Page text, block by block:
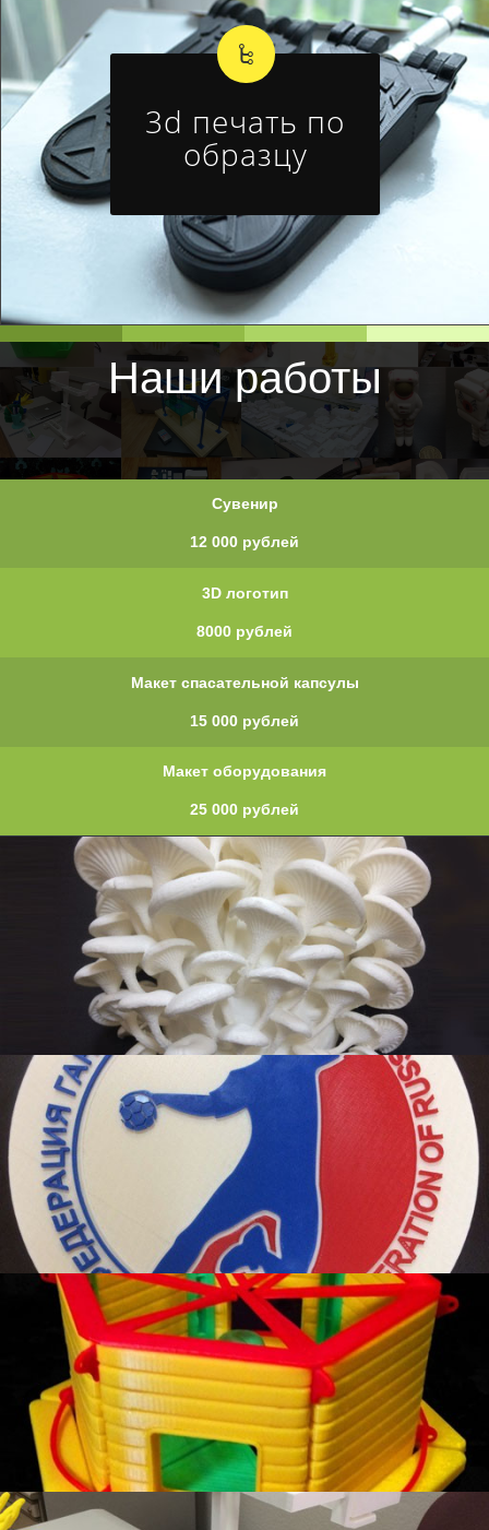
3d печать по
образцу
Наши работы
Сувенир
12 000 рублей
3D логотип
8000 рублей
Макет спасательной капсулы
15 000 рублей
Макет оборудования
25 000 рублей